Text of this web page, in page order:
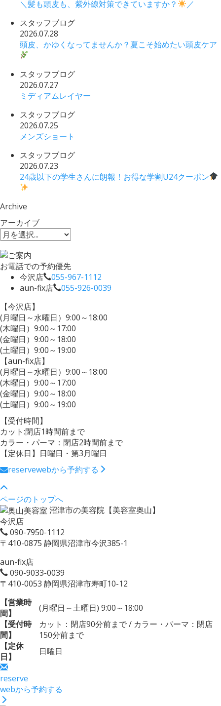
＼髪も頭皮も、紫外線対策できていますか？
／
スタッフブログ
2026.07.28
頭皮、かゆくなってませんか？夏こそ始めたい頭皮ケア
スタッフブログ
2026.07.27
ミディアムレイヤー
スタッフブログ
2026.07.25
メンズショート
スタッフブログ
2026.07.23
24歳以下の学生さんに朗報！お得な学割U24クーポン
Archive
アーカイブ
お電話での予約優先
今沢店
055-967-1112
aun-fix店
055-926-0039
【今沢店】
(月曜日～水曜日）9:00～18:00
(木曜日）9:00～17:00
(金曜日）9:00～18:00
(土曜日）9:00～19:00
【aun-fix店】
(月曜日～水曜日）9:00～18:00
(木曜日）9:00～17:00
(金曜日）9:00～18:00
(土曜日）9:00～19:00
【受付時間】
カット:閉店1時間前まで
カラー・パーマ：閉店2時間前まで
【定休日】日曜日・第3月曜日
reservewebから予約する
ページのトップへ
沼津市の美容院【美容室奥山】
今沢店
090-7950-1112
〒410-0875 静岡県沼津市今沢385-1
aun-fix店
090-9033-0039
〒410-0053 静岡県沼津市寿町10-12
【営業時
間】
(月曜日～土曜日) 9:00～18:00
【受付時
間】
カット：閉店90分前まで / カラー・パーマ：閉店
150分前まで
【定休
日】
日曜日
reserve
webから予約する